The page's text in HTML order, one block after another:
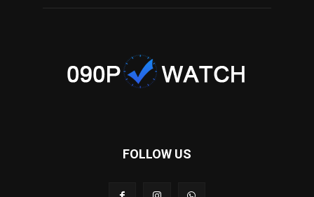
FOLLOW US